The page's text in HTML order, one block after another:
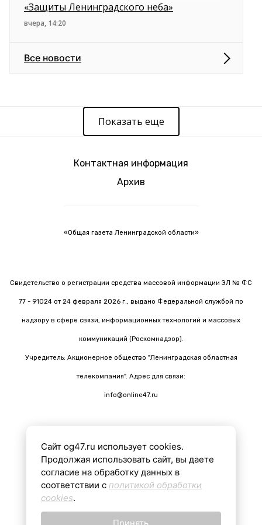
«Защиты Ленинградского неба»
вчера, 14:20
Все новости
Показать еще
Контактная информация
Архив
«Общая газета Ленинградской области»
Свидетельство о регистрации средства массовой информации ЭЛ № ФС
77 - 91024 от 24 февраля 2026 г., выдано Федеральной службой по
надзору в сфере связи, информационных технологий и массовых
коммуникаций (Роскомнадзор).
Учредитель: Акционерное общество "Ленинградская областная
телекомпания". Адрес для связи:
info@online47.ru
Все материалы на сайте подготовлены с помощью ИИ
16+
Сайт og47.ru использует cookies.
Продолжая использовать сайт, вы даете
согласие на обработку данных в
соответствии с политикой обработки
cookies.